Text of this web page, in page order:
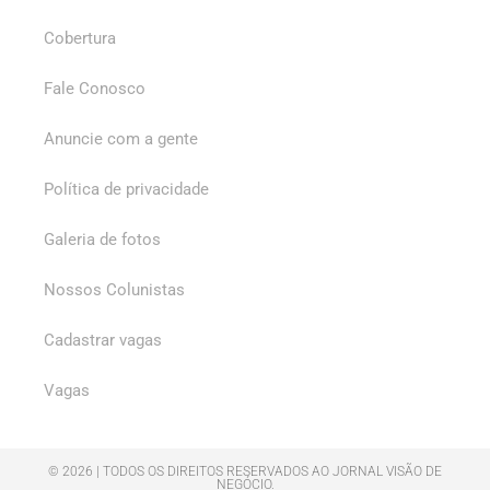
Cobertura
Fale Conosco
Anuncie com a gente
Política de privacidade
Galeria de fotos
Nossos Colunistas
Cadastrar vagas
Vagas
© 2026 | TODOS OS DIREITOS RESERVADOS AO JORNAL VISÃO DE
NEGÓCIO.